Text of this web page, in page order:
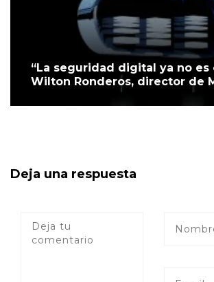
“La seguridad digital ya no es
Wilton Ronderos, director de
Deja una respuesta